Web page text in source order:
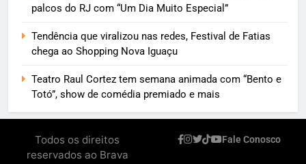
palcos do RJ com “Um Dia Muito Especial”
Tendência que viralizou nas redes, Festival de Fatias
chega ao Shopping Nova Iguaçu
Teatro Raul Cortez tem semana animada com “Bento e
Totó”, show de comédia premiado e mais
Todos os direitos
reservados ao Brava
Fale Conosco